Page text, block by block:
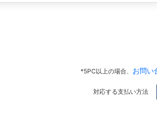
*5PC以上の場合、 お問い
対応する支払い方法